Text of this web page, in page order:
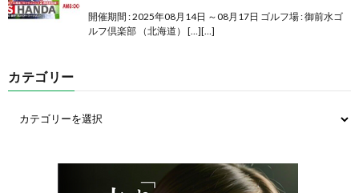
開催期間 : 2025年08月14日 ～08月17日 ゴルフ場 : 御前水ゴ
ルフ倶楽部 （北海道） […][…]
カテゴリー